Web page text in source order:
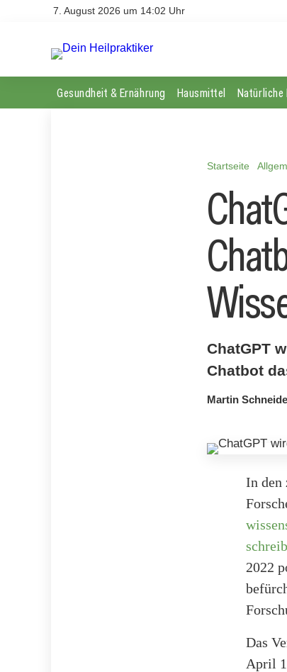
7. August 2026 um 14:02 Uhr
Gesundheit & Ernährung Hausmittel Natürliche
Startseite
ChatGPT
Chatbot
Martin
In den
2022
Das
April